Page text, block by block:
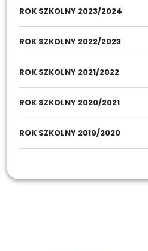
ROK SZKOLNY 2023/2024
ROK SZKOLNY 2022/2023
ROK SZKOLNY 2021/2022
ROK SZKOLNY 2020/2021
ROK SZKOLNY 2019/2020